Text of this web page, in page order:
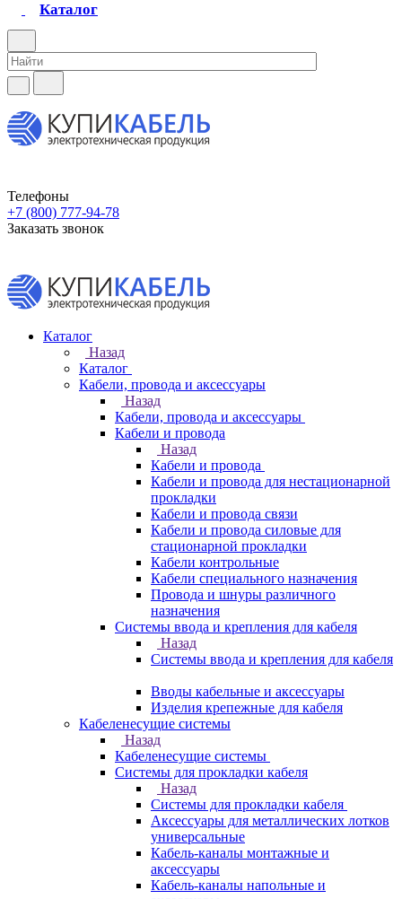
Каталог
Телефоны
+7 (800) 777-94-78
Заказать звонок
Каталог
Назад
Каталог
Кабели, провода и аксессуары
Назад
Кабели, провода и аксессуары
Кабели и провода
Назад
Кабели и провода
Кабели и провода для нестационарной
прокладки
Кабели и провода связи
Кабели и провода силовые для
стационарной прокладки
Кабели контрольные
Кабели специального назначения
Провода и шнуры различного
назначения
Системы ввода и крепления для кабеля
Назад
Системы ввода и крепления для кабеля
Вводы кабельные и аксессуары
Изделия крепежные для кабеля
Кабеленесущие системы
Назад
Кабеленесущие системы
Системы для прокладки кабеля
Назад
Системы для прокладки кабеля
Аксессуары для металлических лотков
универсальные
Кабель-каналы монтажные и
аксессуары
Кабель-каналы напольные и